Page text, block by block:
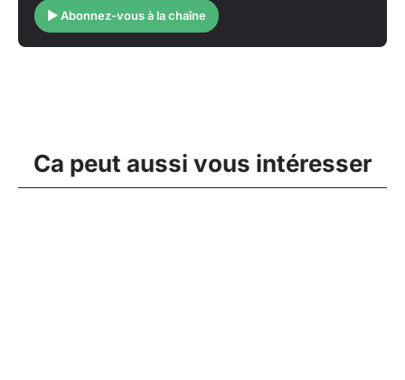
▶ Abonnez-vous à la chaîne
Ca peut aussi vous intéresser